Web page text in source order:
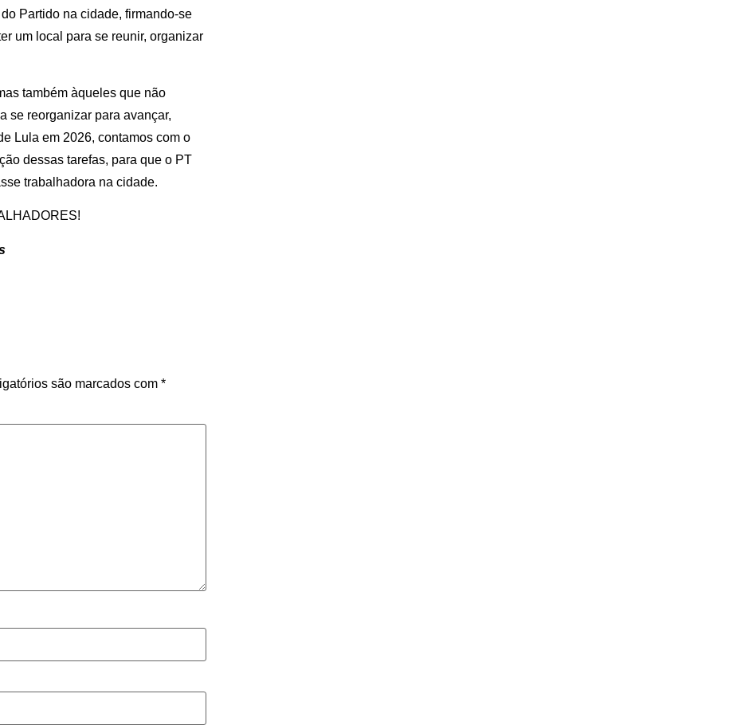
Partido na cidade, firmando-se
um local para se reunir, organizar
também àqueles que não
se reorganizar para avançar,
Lula em 2026, contamos com o
dessas tarefas, para que o PT
trabalhadora na cidade.
são marcados com *